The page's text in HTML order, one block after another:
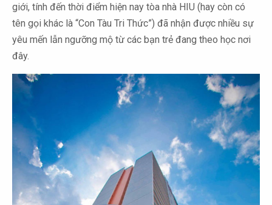
giới, tính đến thời điểm hiện nay tòa nhà HIU (hay còn có
tên gọi khác là “Con Tàu Tri Thức”) đã nhận được nhiều sự
yêu mến lẫn ngưỡng mộ từ các bạn trẻ đang theo học nơi
đây.